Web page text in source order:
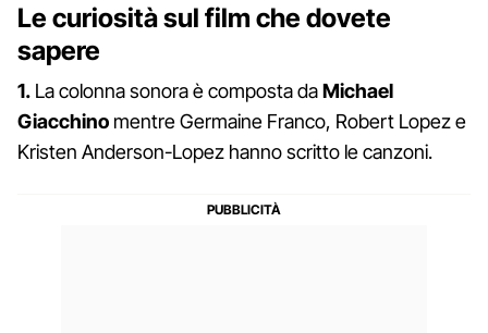
Le curiosità sul film che dovete
sapere
1. La colonna sonora è composta daMichael
Giacchino mentre Germaine Franco, Robert Lopez e
Kristen Anderson-Lopez hanno scritto le canzoni.